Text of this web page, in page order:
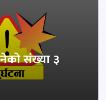
संख्या ३